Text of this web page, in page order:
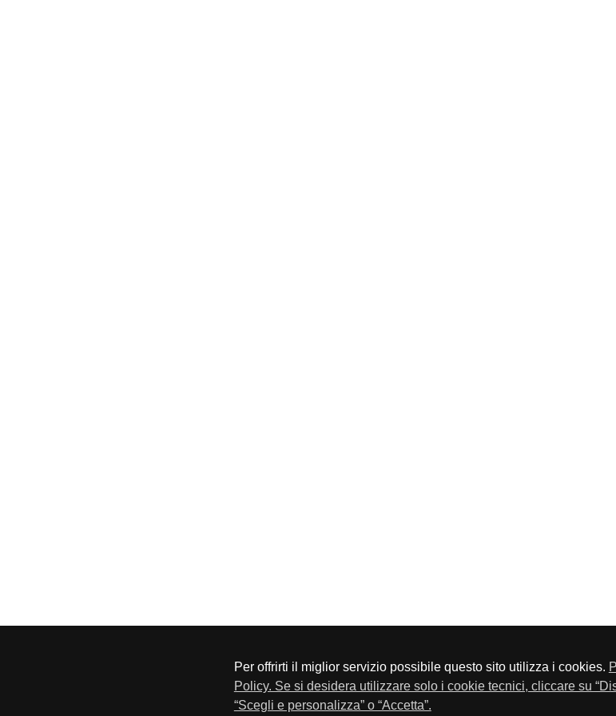
Per offrirti il miglior servizio possibile questo sito utilizza i cookies.
Policy. Se si desidera utilizzare solo i cookie tecnici, cliccare su
“Scegli e personalizza” o “Accetta”.
Via F.Lippi, 30 25134 Brescia P.Iva 01548020179 - Telefono 030-23076 - Fax